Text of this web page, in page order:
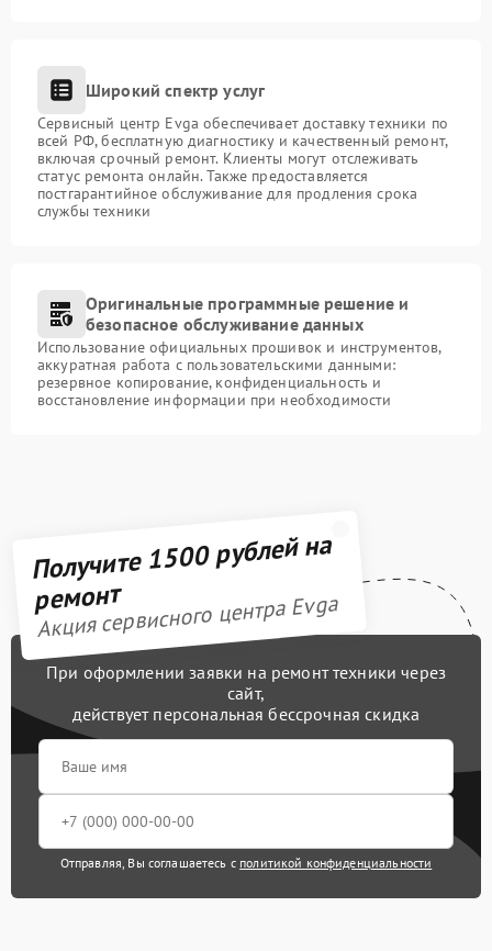
Широкий спектр услуг
Сервисный центр Evga обеспечивает доставку техники по
всей РФ, бесплатную диагностику и качественный ремонт,
включая срочный ремонт. Клиенты могут отслеживать
статус ремонта онлайн. Также предоставляется
постгарантийное обслуживание для продления срока
службы техники
Оригинальные программные решение и
безопасное обслуживание данных
Использование официальных прошивок и инструментов,
аккуратная работа с пользовательскими данными:
резервное копирование, конфиденциальность и
восстановление информации при необходимости
Получите 1500 рублей на
ремонт
Акция сервисного центра Evga
При оформлении заявки на ремонт техники через
сайт,
действует персональная бессрочная скидка
Отправляя, Вы соглашаетесь с политикой конфиденциальности